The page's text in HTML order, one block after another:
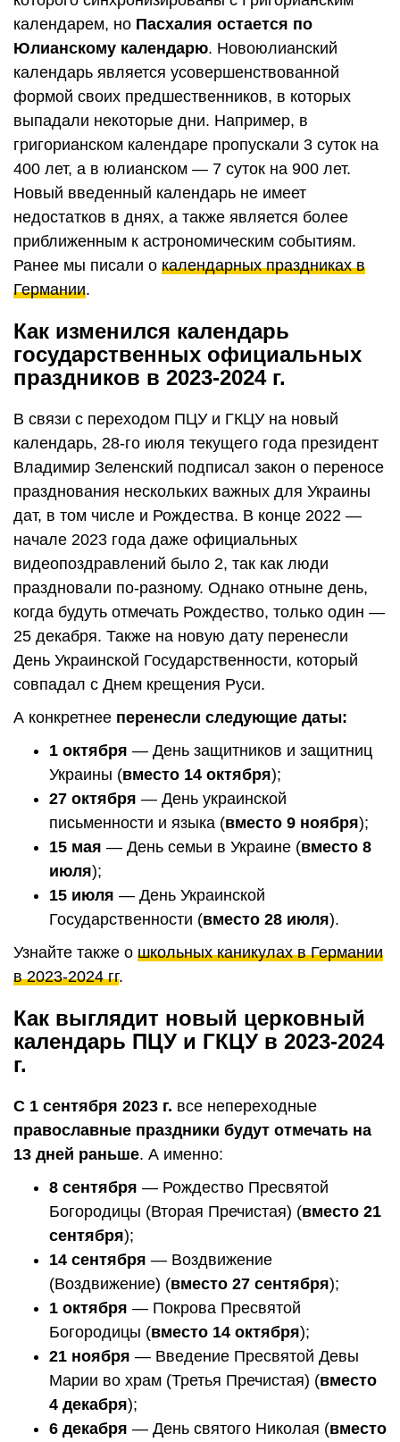
календарем, но Пасхалия остается по
Юлианскому календарю. Новоюлианский
календарь является усовершенствованной
формой своих предшественников, в которых
выпадали некоторые дни. Например, в
григорианском календаре пропускали 3 суток на
400 лет, а в юлианском — 7 суток на 900 лет.
Новый введенный календарь не имеет
недостатков в днях, а также является более
приближенным к астрономическим событиям.
Ранее мы писали о календарных праздниках в
Германии.
Как изменился календарь
государственных официальных
праздников в 2023-2024 г.
В связи с переходом ПЦУ и ГКЦУ на новый
календарь, 28-го июля текущего года президент
Владимир Зеленский подписал закон о переносе
празднования нескольких важных для Украины
дат, в том числе и Рождества. В конце 2022 —
начале 2023 года даже официальных
видеопоздравлений было 2, так как люди
праздновали по-разному. Однако отныне день,
когда будуть отмечать Рождество, только один —
25 декабря. Также на новую дату перенесли
День Украинской Государственности, который
совпадал с Днем крещения Руси.
А конкретнее перенесли следующие даты:
1 октября — День защитников и защитниц
Украины (вместо 14 октября);
27 октября — День украинской
письменности и языка (вместо 9 ноября);
15 мая — День семьи в Украине (вместо 8
июля);
15 июля — День Украинской
Государственности (вместо 28 июля).
Узнайте также о школьных каникулах в Германии
в 2023-2024 гг.
Как выглядит новый церковный
календарь ПЦУ и ГКЦУ в 2023-2024
г.
С 1 сентября 2023 г. все непереходные
православные праздники будут отмечать на
13 дней раньше. А именно:
8 сентября — Рождество Пресвятой
Богородицы (Вторая Пречистая) (вместо 21
сентября);
14 сентября — Воздвижение
(Воздвижение) (вместо 27 сентября);
1 октября — Покрова Пресвятой
Богородицы (вместо 14 октября);
21 ноября — Введение Пресвятой Девы
Марии во храм (Третья Пречистая) (вместо
4 декабря);
6 декабря — День святого Николая (вместо